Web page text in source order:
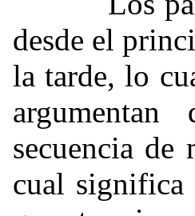
desde el
la tarde, lo
secuencia de
cual significa